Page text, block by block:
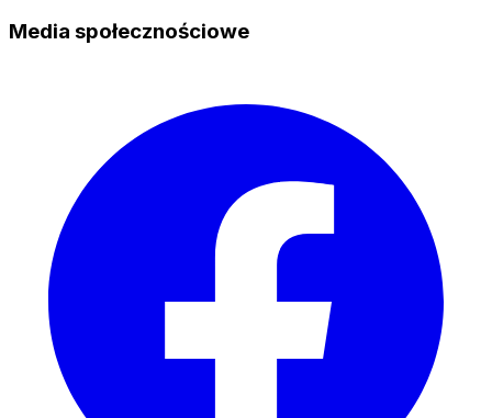
Media społecznościowe